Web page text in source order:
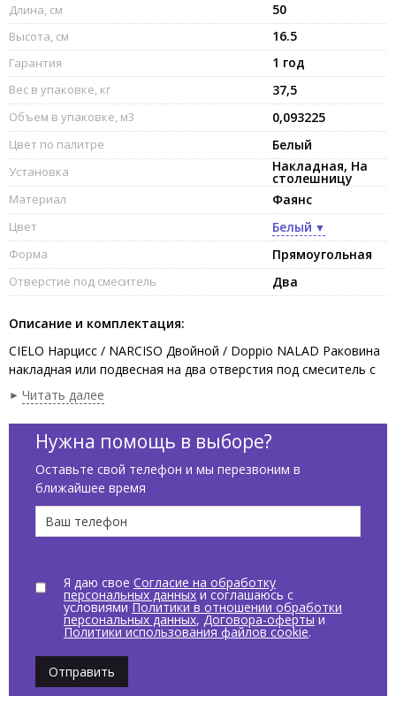
Длина, см 50
Высота, см 16.5
Гарантия 1 год
Вес в упаковке, кг 37,5
Объем в упаковке, м3 0,093225
Цвет по палитре Белый
Установка Накладная, На
столешницу
Материал Фаянс
Цвет Белый
Форма Прямоугольная
Отверстие под смеситель Два
Описание и комплектация:
CIELO Нарцисс / NARCISO Двойной / Doppio NALAD Раковина
накладная или подвесная на два отверстия под смеситель с
возможностью выполнения шести отверстий, без слива-
перелива, две чаши. Одна сторона не покрыта эмалью, в
комплекте с крепежами. Установка на консоль,столешницу,
возможна подвесная установка. Размеры :113 x 50 x 16,5h см,
цвет Тальк / Talco.
Читать далее
Нужна помощь в выборе?
Оставьте свой телефон и мы перезвоним в
ближайшее время
Я даю свое Согласие на обработку
персональных данныхи соглашаюсь с
условиями Политики в отношении обработки
персональных данных, Договора-оферты и
Политики использования файлов cookie.
Отправить